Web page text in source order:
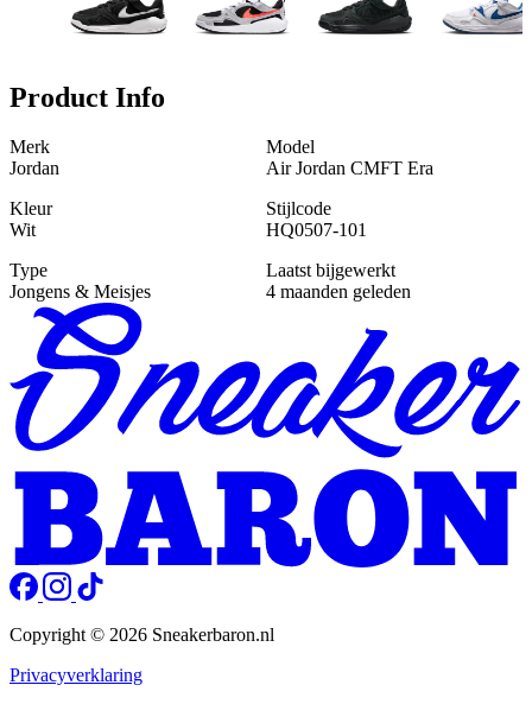
Product Info
Merk
Jordan
Model
Air Jordan CMFT Era
Kleur
Wit
Stijlcode
HQ0507-101
Type
Jongens & Meisjes
Laatst bijgewerkt
4 maanden geleden
Copyright © 2026 Sneakerbaron.nl
Privacyverklaring